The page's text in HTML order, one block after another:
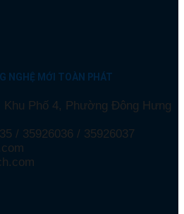
NGHỆ MỚI TOÀN PHÁT
Phố 4, Phường Đông Hưng
/ 35926036 / 35926037